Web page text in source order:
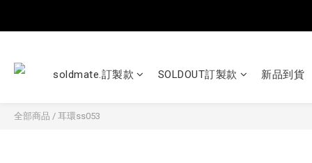
soldmate.訂製款 SOLDOUT訂製款 新品到貨
全部商品 / 耳環ss053